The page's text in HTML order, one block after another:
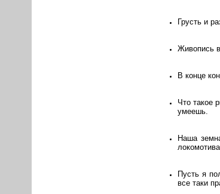
Грусть и
Живопись
В конце
Что такое
умеешь.
Наша
локомотива.
Пусть я
все таки